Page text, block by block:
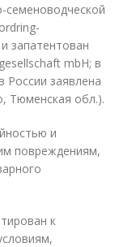
семеноводческой
запатентован
mbH; в
России заявлена
Тюменская обл.).
и
повреждениям,
к